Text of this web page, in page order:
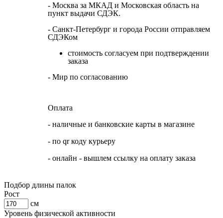
- Москва за МКАД и Московская область на
пункт выдачи СДЭК.
- Санкт-Петербург и города России отправляем
СДЭКом
стоимость согласуем при подтверждении
заказа
- Мир по согласованию
Оплата
- наличные и банковские карты в магазине
- по qr коду курьеру
- онлайн - вышлем ссылку на оплату заказа
Подбор длины палок
Рост
см
Уровень физической активности